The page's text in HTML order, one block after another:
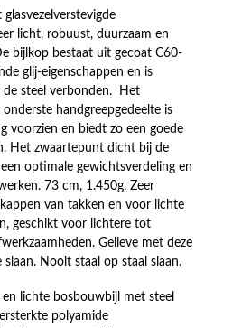
licht, robuust, duurzaam en
bijlkop bestaat uit gecoat C60-
glij-eigenschappen en is
de steel verbonden. Het
handgreepgedeelte is
voorzien en biedt zo een goede
Het zwaartepunt dicht bij de
optimale gewichtsverdeling en
73 cm, 1.450g. Zeer
van takken en voor lichte
geschikt voor lichtere tot
Gelieve met deze
slaan. Nooit staal op staal slaan.
lichte bosbouwbijl met steel
polyamide